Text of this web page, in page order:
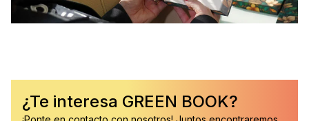
¿Te interesa GREEN BOOK?